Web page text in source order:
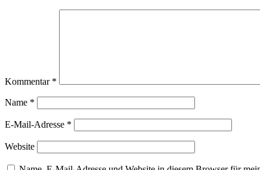
Kommentar *
Name *
E-Mail-Adresse *
Website